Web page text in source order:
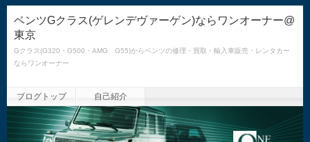
ベンツGクラス(ゲレンデヴァーゲン)ならワンオーナー@
東京
Gクラス(G320・G500・AMG G55)からベンツの修理・買取・輸入車販売・レンタカー
ならワンオーナー
ブログトップ 自己紹介